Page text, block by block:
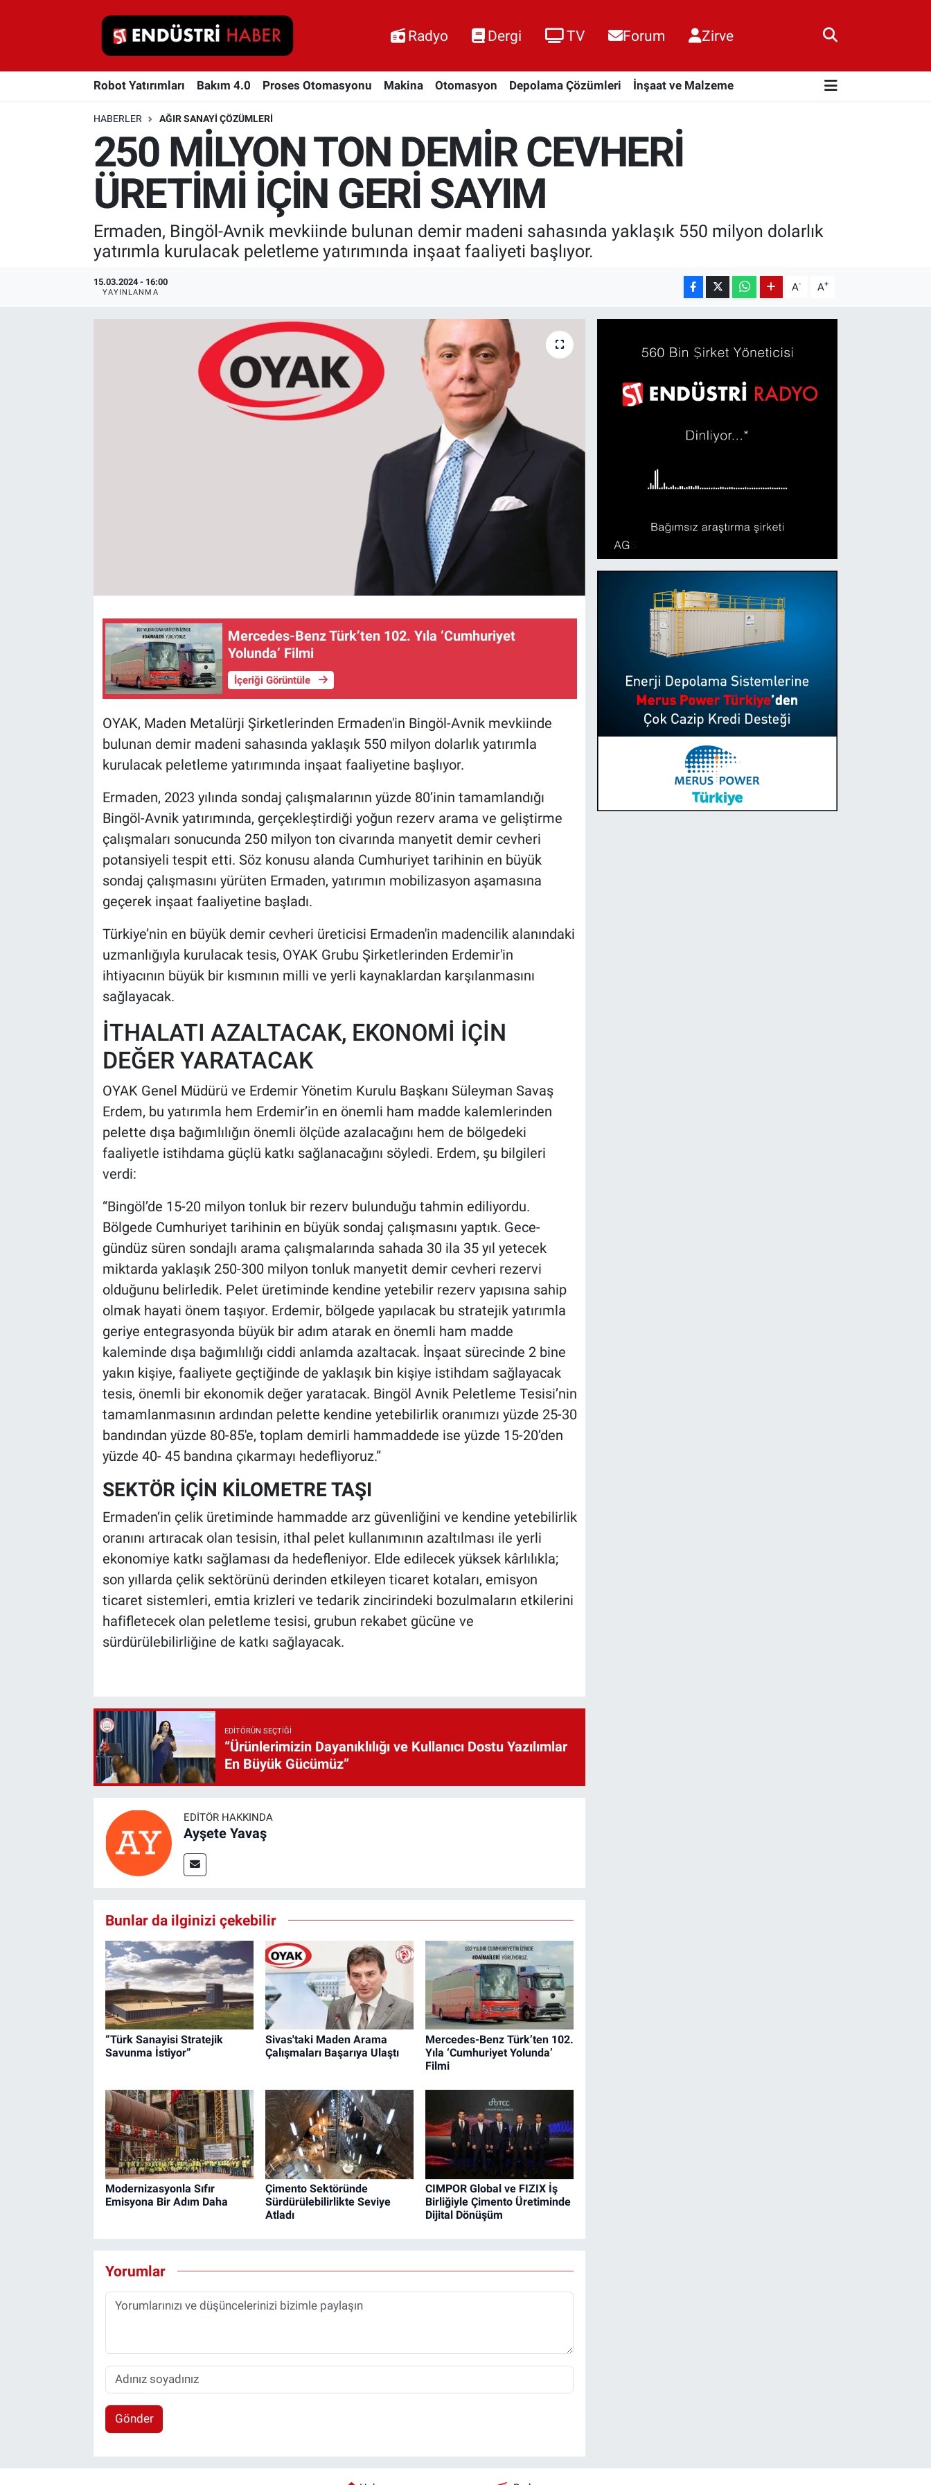
Radyo Dergi TV Forum Zirve
Robot Yatırımları Bakım 4.0 Proses Otomasyonu Makina Otomasyon Depolama Çözümleri İnşaat ve Malzeme
HABERLER AĞIR SANAYI ÇÖZÜMLERI
250 MİLYON TON DEMİR CEVHERİ
ÜRETİMİ İÇİN GERİ SAYIM
Ermaden, Bingöl-Avnik mevkiinde bulunan demir madeni sahasında yaklaşık 550 milyon dolarlık
yatırımla kurulacak peletleme yatırımında inşaat faaliyeti başlıyor.
15.03.2024 - 16:00
YAYINLANMA A- A+
Mercedes-Benz Türk’ten 102. Yıla ‘Cumhuriyet
Yolunda’ Filmi
İçeriği Görüntüle
OYAK, Maden Metalürji Şirketlerinden Ermaden'in Bingöl-Avnik mevkiinde
bulunan demir madeni sahasında yaklaşık 550 milyon dolarlık yatırımla
kurulacak peletleme yatırımında inşaat faaliyetine başlıyor.
Ermaden, 2023 yılında sondaj çalışmalarının yüzde 80’inin tamamlandığı
Bingöl-Avnik yatırımında, gerçekleştirdiği yoğun rezerv arama ve geliştirme
çalışmaları sonucunda 250 milyon ton civarında manyetit demir cevheri
potansiyeli tespit etti. Söz konusu alanda Cumhuriyet tarihinin en büyük
sondaj çalışmasını yürüten Ermaden, yatırımın mobilizasyon aşamasına
geçerek inşaat faaliyetine başladı.
Türkiye’nin en büyük demir cevheri üreticisi Ermaden'in madencilik alanındaki
uzmanlığıyla kurulacak tesis, OYAK Grubu Şirketlerinden Erdemir'in
ihtiyacının büyük bir kısmının milli ve yerli kaynaklardan karşılanmasını
sağlayacak.
İTHALATI AZALTACAK, EKONOMİ İÇİN
DEĞER YARATACAK
OYAK Genel Müdürü ve Erdemir Yönetim Kurulu Başkanı Süleyman Savaş
Erdem, bu yatırımla hem Erdemir’in en önemli ham madde kalemlerinden
pelette dışa bağımlılığın önemli ölçüde azalacağını hem de bölgedeki
faaliyetle istihdama güçlü katkı sağlanacağını söyledi. Erdem, şu bilgileri
verdi:
“Bingöl’de 15-20 milyon tonluk bir rezerv bulunduğu tahmin ediliyordu.
Bölgede Cumhuriyet tarihinin en büyük sondaj çalışmasını yaptık. Gece-
gündüz süren sondajlı arama çalışmalarında sahada 30 ila 35 yıl yetecek
miktarda yaklaşık 250-300 milyon tonluk manyetit demir cevheri rezervi
olduğunu belirledik. Pelet üretiminde kendine yetebilir rezerv yapısına sahip
olmak hayati önem taşıyor. Erdemir, bölgede yapılacak bu stratejik yatırımla
geriye entegrasyonda büyük bir adım atarak en önemli ham madde
kaleminde dışa bağımlılığı ciddi anlamda azaltacak. İnşaat sürecinde 2 bine
yakın kişiye, faaliyete geçtiğinde de yaklaşık bin kişiye istihdam sağlayacak
tesis, önemli bir ekonomik değer yaratacak. Bingöl Avnik Peletleme Tesisi’nin
tamamlanmasının ardından pelette kendine yetebilirlik oranımızı yüzde 25-30
bandından yüzde 80-85'e, toplam demirli hammaddede ise yüzde 15-20’den
yüzde 40- 45 bandına çıkarmayı hedefliyoruz.”
SEKTÖR İÇİN KİLOMETRE TAŞI
Ermaden’in çelik üretiminde hammadde arz güvenliğini ve kendine yetebilirlik
oranını artıracak olan tesisin, ithal pelet kullanımının azaltılması ile yerli
ekonomiye katkı sağlaması da hedefleniyor. Elde edilecek yüksek kârlılıkla;
son yıllarda çelik sektörünü derinden etkileyen ticaret kotaları, emisyon
ticaret sistemleri, emtia krizleri ve tedarik zincirindeki bozulmaların etkilerini
hafifletecek olan peletleme tesisi, grubun rekabet gücüne ve
sürdürülebilirliğine de katkı sağlayacak.
EDITÖRÜN SEÇTIĞI
“Ürünlerimizin Dayanıklılığı ve Kullanıcı Dostu Yazılımlar
En Büyük Gücümüz”
EDITÖR HAKKINDA
Ayşete Yavaş
Bunlar da ilginizi çekebilir
“Türk Sanayisi Stratejik
Savunma İstiyor”
Sivas'taki Maden Arama
Çalışmaları Başarıya Ulaştı
Mercedes-Benz Türk’ten 102.
Yıla ‘Cumhuriyet Yolunda’
Filmi
Modernizasyonla Sıfır
Emisyona Bir Adım Daha
Çimento Sektöründe
Sürdürülebilirlikte Seviye
Atladı
CIMPOR Global ve FIZIX İş
Birliğiyle Çimento Üretiminde
Dijital Dönüşüm
Yorumlar
Gönder
Robot Yatırımları
Proses Otomasyonu
Depolama Çözümleri
İnşaat ve Malzeme